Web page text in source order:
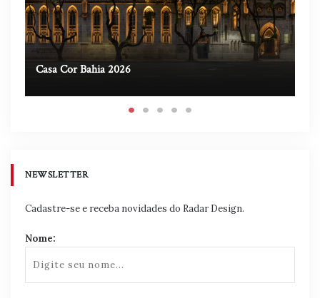
Casa Cor Bahia 2026
NEWSLETTER
Cadastre-se e receba novidades do Radar Design.
Nome: